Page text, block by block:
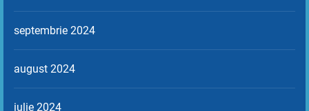
septembrie 2024
august 2024
iulie 2024